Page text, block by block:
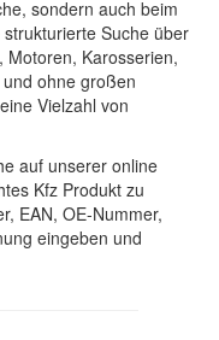
sondern auch beim
strukturierte Suche über
Motoren, Karosserien,
ohne großen
Vielzahl von
auf unserer online
Kfz Produkt zu
EAN, OE-Nummer,
eingeben und